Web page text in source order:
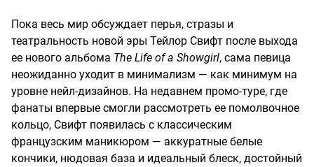
Пока весь мир обсуждает перья, стразы и
театральность новой эры Тейлор Свифт после выхода
ее нового альбома The Life of a Showgirl, сама певица
неожиданно уходит в минимализм — как минимум на
уровне нейл-дизайнов. На недавнем промо-туре, где
фанаты впервые смогли рассмотреть ее помолвочное
кольцо, Свифт появилась с классическим
французским маникюром — аккуратные белые
кончики, нюдовая база и идеальный блеск, достойный